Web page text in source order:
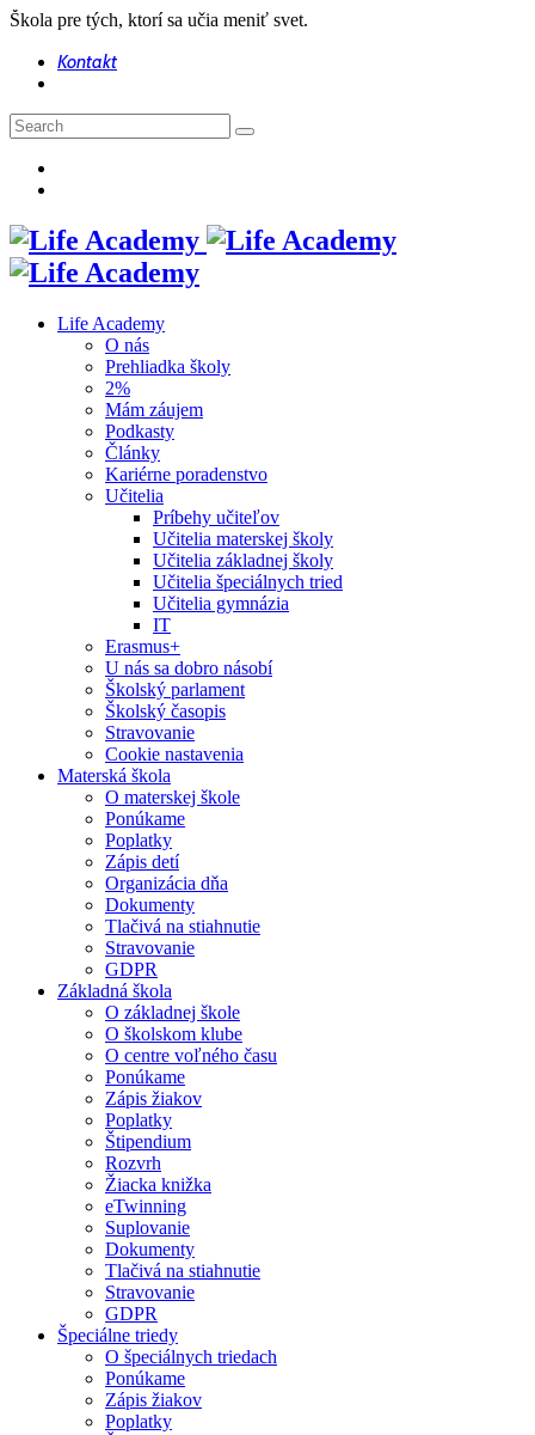
Škola pre tých, ktorí sa učia meniť svet.
Kontakt
Life Academy
O nás
Prehliadka školy
2%
Mám záujem
Podkasty
Články
Kariérne poradenstvo
Učitelia
Príbehy učiteľov
Učitelia materskej školy
Učitelia základnej školy
Učitelia špeciálnych tried
Učitelia gymnázia
IT
Erasmus+
U nás sa dobro násobí
Školský parlament
Školský časopis
Stravovanie
Cookie nastavenia
Materská škola
O materskej škole
Ponúkame
Poplatky
Zápis detí
Organizácia dňa
Dokumenty
Tlačivá na stiahnutie
Stravovanie
GDPR
Základná škola
O základnej škole
O školskom klube
O centre voľného času
Ponúkame
Zápis žiakov
Poplatky
Štipendium
Rozvrh
Žiacka knižka
eTwinning
Suplovanie
Dokumenty
Tlačivá na stiahnutie
Stravovanie
GDPR
Špeciálne triedy
O špeciálnych triedach
Ponúkame
Zápis žiakov
Poplatky